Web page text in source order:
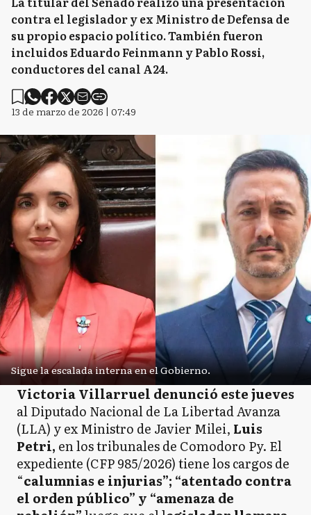
contra el legislador y ex Ministro de Defensa de
su propio espacio político. También fueron
incluidos Eduardo Feinmann y Pablo Rossi,
conductores del canal A24.
13 de marzo de 2026 | 07:49
Sigue la escalada interna en el Gobierno.
Victoria Villarruel denunció este jueves
al Diputado Nacional de La Libertad Avanza
(LLA) y ex Ministro de Javier Milei, Luis
Petri, en los tribunales de Comodoro Py. El
expediente (CFP 985/2026) tiene los cargos de
“calumnias e injurias”; “atentado contra
el orden público” y “amenaza de